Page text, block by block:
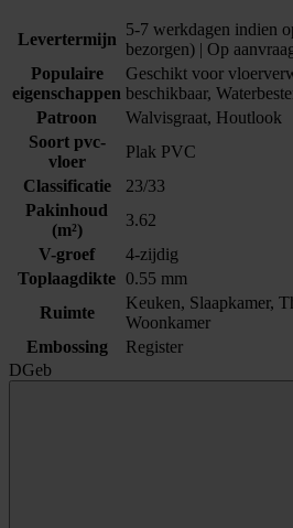
Levertermijn
5-7 werkdagen indien
bezorgen) | Op
Populaire
eigenschappen
Geschikt voor
beschikbaar,
Patroon
Walvisgraat, Houtlook
Soort pvc-
vloer
Plak PVC
Classificatie
23/33
Pakinhoud
(m²)
3.62
V-groef
4-zijdig
Toplaagdikte 0.55 mm
Ruimte
Keuken, Slaapkamer,
Woonkamer
Embossing
Register
DGeb